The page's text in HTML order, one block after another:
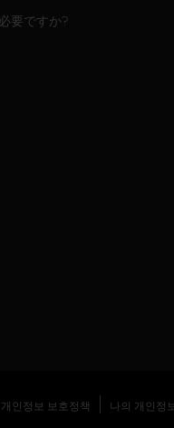
要ですか?
개인정보 보호정책 나의 개인정